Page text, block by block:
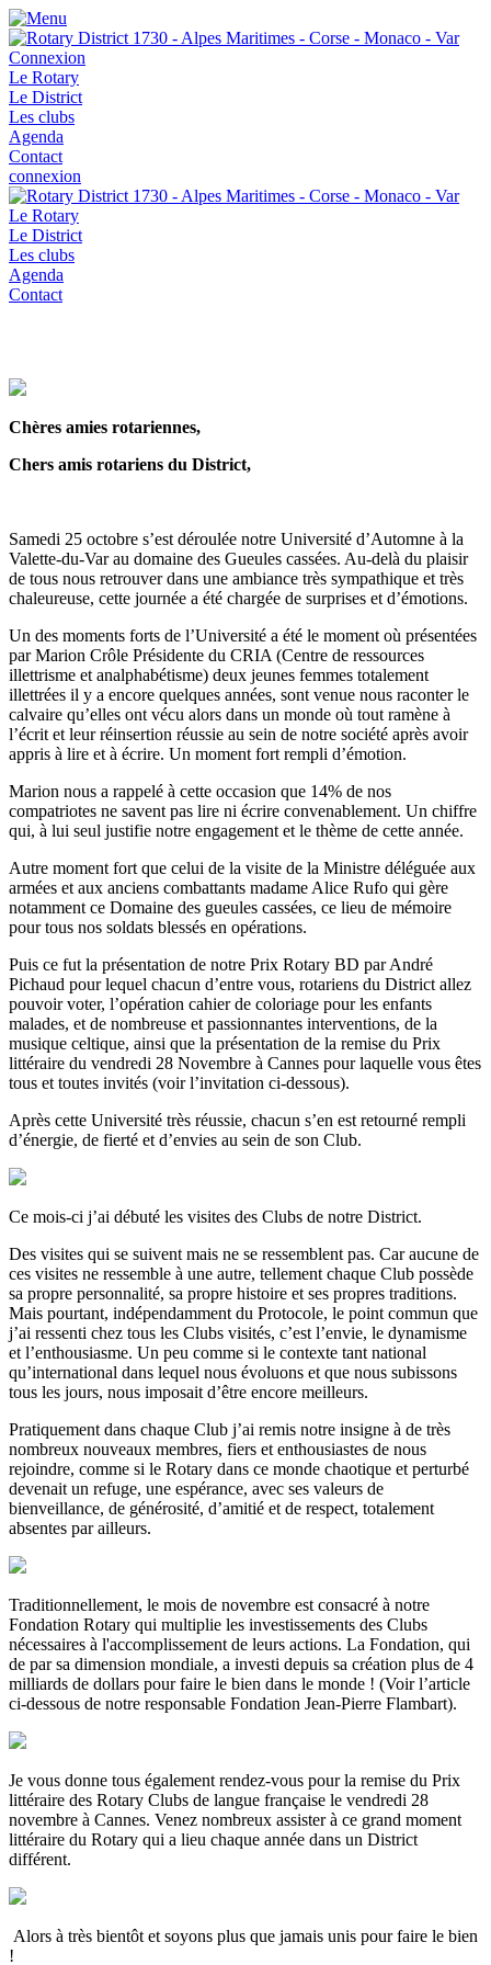
Connexion
Le Rotary
Le District
Les clubs
Agenda
Contact
connexion
Le Rotary
Le District
Les clubs
Agenda
Contact
Chères amies rotariennes,
Chers amis rotariens du District,
Samedi 25 octobre s’est déroulée notre Université d’Automne à la
Valette-du-Var au domaine des Gueules cassées. Au-delà du plaisir
de tous nous retrouver dans une ambiance très sympathique et très
chaleureuse, cette journée a été chargée de surprises et d’émotions.
Un des moments forts de l’Université a été le moment où présentées
par Marion Crôle Présidente du CRIA (Centre de ressources
illettrisme et analphabétisme) deux jeunes femmes totalement
illettrées il y a encore quelques années, sont venue nous raconter le
calvaire qu’elles ont vécu alors dans un monde où tout ramène à
l’écrit et leur réinsertion réussie au sein de notre société après avoir
appris à lire et à écrire. Un moment fort rempli d’émotion.
Marion nous a rappelé à cette occasion que 14% de nos
compatriotes ne savent pas lire ni écrire convenablement. Un chiffre
qui, à lui seul justifie notre engagement et le thème de cette année.
Autre moment fort que celui de la visite de la Ministre déléguée aux
armées et aux anciens combattants madame Alice Rufo qui gère
notamment ce Domaine des gueules cassées, ce lieu de mémoire
pour tous nos soldats blessés en opérations.
Puis ce fut la présentation de notre Prix Rotary BD par André
Pichaud pour lequel chacun d’entre vous, rotariens du District allez
pouvoir voter, l’opération cahier de coloriage pour les enfants
malades, et de nombreuse et passionnantes interventions, de la
musique celtique, ainsi que la présentation de la remise du Prix
littéraire du vendredi 28 Novembre à Cannes pour laquelle vous êtes
tous et toutes invités (voir l’invitation ci-dessous).
Après cette Université très réussie, chacun s’en est retourné rempli
d’énergie, de fierté et d’envies au sein de son Club.
Ce mois-ci j’ai débuté les visites des Clubs de notre District.
Des visites qui se suivent mais ne se ressemblent pas. Car aucune de
ces visites ne ressemble à une autre, tellement chaque Club possède
sa propre personnalité, sa propre histoire et ses propres traditions.
Mais pourtant, indépendamment du Protocole, le point commun que
j’ai ressenti chez tous les Clubs visités, c’est l’envie, le dynamisme
et l’enthousiasme. Un peu comme si le contexte tant national
qu’international dans lequel nous évoluons et que nous subissons
tous les jours, nous imposait d’être encore meilleurs.
Pratiquement dans chaque Club j’ai remis notre insigne à de très
nombreux nouveaux membres, fiers et enthousiastes de nous
rejoindre, comme si le Rotary dans ce monde chaotique et perturbé
devenait un refuge, une espérance, avec ses valeurs de
bienveillance, de générosité, d’amitié et de respect, totalement
absentes par ailleurs.
Traditionnellement, le mois de novembre est consacré à notre
Fondation Rotary qui multiplie les investissements des Clubs
nécessaires à l'accomplissement de leurs actions. La Fondation, qui
de par sa dimension mondiale, a investi depuis sa création plus de 4
milliards de dollars pour faire le bien dans le monde ! (Voir l’article
ci-dessous de notre responsable Fondation Jean-Pierre Flambart).
Je vous donne tous également rendez-vous pour la remise du Prix
littéraire des Rotary Clubs de langue française le vendredi 28
novembre à Cannes. Venez nombreux assister à ce grand moment
littéraire du Rotary qui a lieu chaque année dans un District
différent.
Alors à très bientôt et soyons plus que jamais unis pour faire le bien
!